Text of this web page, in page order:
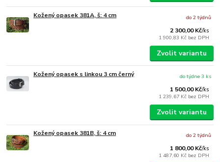
Kožený opasek 381A, š: 4 cm
2 300,00 Kč/ks
1 900,83 Kč bez DPH
do 2 týdnů
Zvolit variantu
Kožený opasek s linkou 3 cm černý
1 500,00 Kč/ks
1 239,67 Kč bez DPH
do týdne 3 ks
Zvolit variantu
Kožený opasek 381B, š: 4 cm
1 800,00 Kč/ks
1 487,60 Kč bez DPH
do 2 týdnů